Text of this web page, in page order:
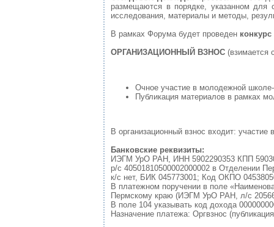
размещаются в порядке, указанном
исследования, материалы и методы,
В рамках Форума будет проведен
ОРГАНИЗАЦИОННЫЙ ВЗНОС (взимается
Очное участие в молодежной
Публикация материалов в рамках
В организационный взнос входит:
Банковские реквизиты:
ИЭГМ УрО РАН, ИНН 5902290353 КПП
р/с 40501810500002000002 в Отделении
к/с нет, БИК 045773001; Код ОКПО
В платежном поручении в поле
Пермскому краю (ИЭГМ УрО РАН, л/с
В поле 104 указывать код дохода
Назначение платежа: Оргвзнос